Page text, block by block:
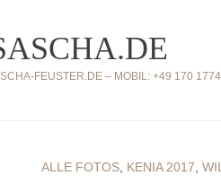
FEUSTER.DE – MOBIL: +49 170
ALLE FOTOS KENIA 2017